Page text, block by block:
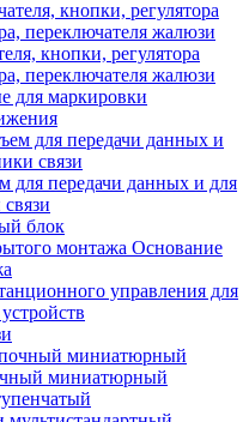
кнопки, регулятора
переключателя жалюзи
для маркировки
для передачи данных и для
блок
Основание
управления для
миниатюрный